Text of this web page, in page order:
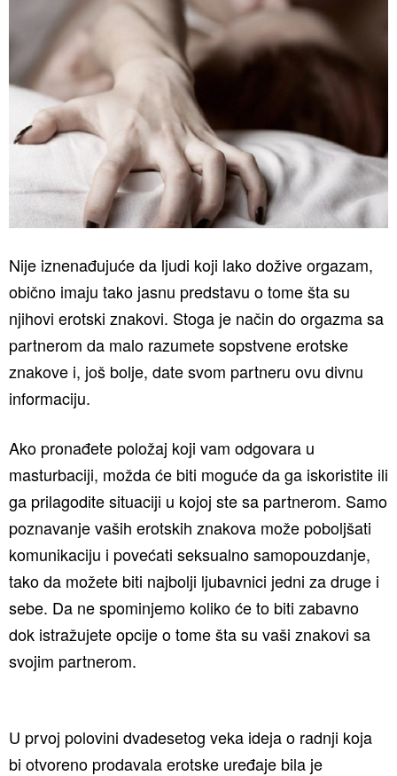
Nije iznenađujuće da ljudi koji lako dožive orgazam,
obično imaju tako jasnu predstavu o tome šta su
njihovi erotski znakovi. Stoga je način do orgazma sa
partnerom da malo razumete sopstvene erotske
znakove i, još bolje, date svom partneru ovu divnu
informaciju.
Ako pronađete položaj koji vam odgovara u
masturbaciji, možda će biti moguće da ga iskoristite ili
ga prilagodite situaciji u kojoj ste sa partnerom. Samo
poznavanje vaših erotskih znakova može poboljšati
komunikaciju i povećati seksualno samopouzdanje,
tako da možete biti najbolji ljubavnici jedni za druge i
sebe. Da ne spominjemo koliko će to biti zabavno
dok istražujete opcije o tome šta su vaši znakovi sa
svojim partnerom.
U prvoj polovini dvadesetog veka ideja o radnji koja
bi otvoreno prodavala erotske uređaje bila je